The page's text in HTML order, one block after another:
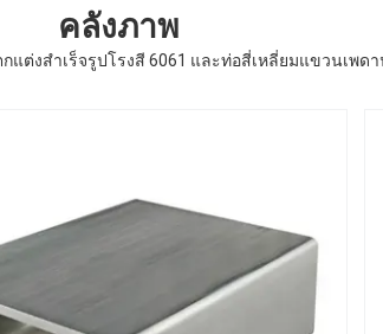
คลังภาพ
แต่งสำเร็จรูปโรงสี 6061 และท่อสี่เหลี่ยมแขวนเพด